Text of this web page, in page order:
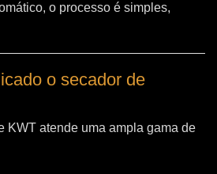
o processo é simples,
o secador de
KWT atende uma ampla gama de